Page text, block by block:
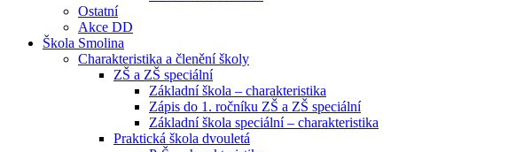
Ostatní
Akce DD
Škola Smolina
Charakteristika a členění školy
ZŠ a ZŠ speciální
Základní škola – charakteristika
Zápis do 1. ročníku ZŠ a ZŠ speciální
Základní škola speciální – charakteristika
Praktická škola dvouletá